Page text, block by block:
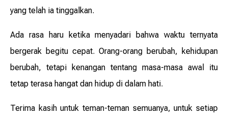
yang telah ia tinggalkan.
Ada rasa haru ketika menyadari bahwa waktu ternyata
bergerak begitu cepat. Orang-orang berubah, kehidupan
berubah, tetapi kenangan tentang masa-masa awal itu
tetap terasa hangat dan hidup di dalam hati.
Terima kasih untuk teman-teman semuanya, untuk setiap